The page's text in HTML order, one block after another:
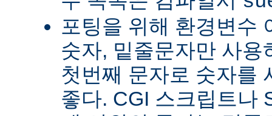
포팅을 위해 환경변수
숫자, 밑줄문자만 사용
첫번째 문자로 숫자를
좋다. CGI 스크립트나